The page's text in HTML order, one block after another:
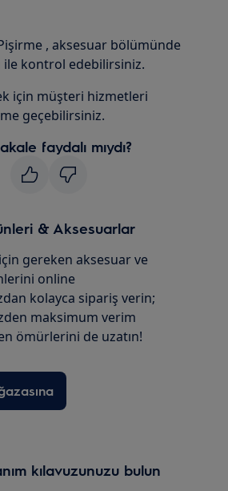
, aksesuar bölümünde
ile kontrol edebilirsiniz.
için müşteri hizmetleri
geçebilirsiniz.
faydalı mıydı?
& Aksesuarlar
gereken aksesuar ve
online
kolayca sipariş verin;
maksimum verim
ömürlerini de uzatın!
kılavuzunuzu bulun